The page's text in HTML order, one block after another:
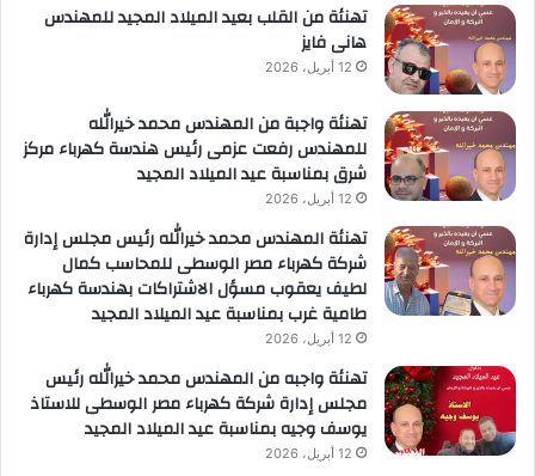
تهنئة من القلب بعيد الميلاد المجيد للمهندس
هانى فايز
12 أبريل، 2026
تهنئة واجبة من المهندس محمد خيرالله
للمهندس رفعت عزمى رئيس هندسة كهرباء مركز
شرق بمناسبة عيد الميلاد المجيد
12 أبريل، 2026
تهنئة المهندس محمد خيرالله رئيس مجلس إدارة
شركة كهرباء مصر الوسطى للمحاسب كمال
لطيف يعقوب مسؤل الاشتراكات بهندسة كهرباء
طامية غرب بمناسبة عيد الميلاد المجيد
12 أبريل، 2026
تهنئة واجبه من المهندس محمد خيرالله رئيس
مجلس إدارة شركة كهرباء مصر الوسطى للاستاذ
يوسف وجيه بمناسبة عيد الميلاد المجيد
12 أبريل، 2026